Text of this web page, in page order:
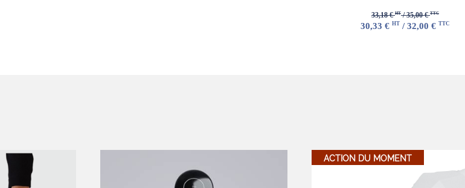
33,18 €HT/ 35,00 €TTC
30,33 € HT / 32,00 € TTC
ACTION DU MOMENT